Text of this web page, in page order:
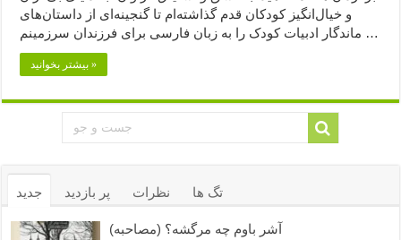
و خیال‌انگیز کودکان قدم گذاشته‌ام تا گنجینه‌ای از داستان‌های
ماندگار ادبیات کودک را به زبان فارسی برای فرزندان سرزمینم …
بیشتر بخوانید »
جدید پر بازدید نظرات تگ ها
آشر باوم چه مرگشه؟ (مصاحبه)